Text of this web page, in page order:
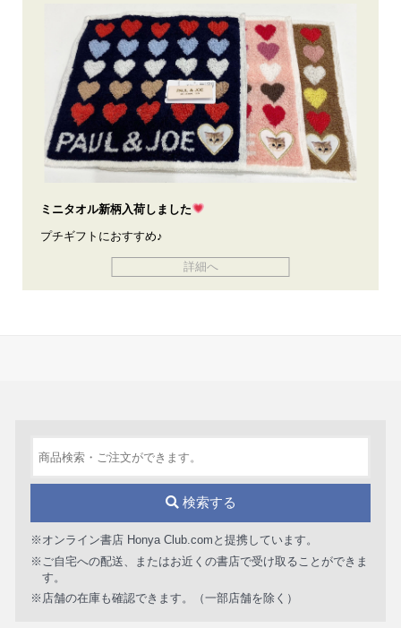
ミニタオル新柄入荷しました
プチギフトにおすすめ♪
詳細へ
検索する
※オンライン書店 Honya Club.comと提携しています。
※ご自宅への配送、またはお近くの書店で受け取ることができま
す。
※店舗の在庫も確認できます。（一部店舗を除く）